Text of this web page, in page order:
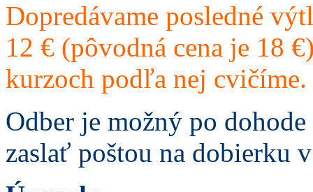
Dopredávame posledné
12 € (pôvodná cena je 18
kurzoch podľa nej cvičíme.
Odber je možný po
zaslať poštou na dobierku